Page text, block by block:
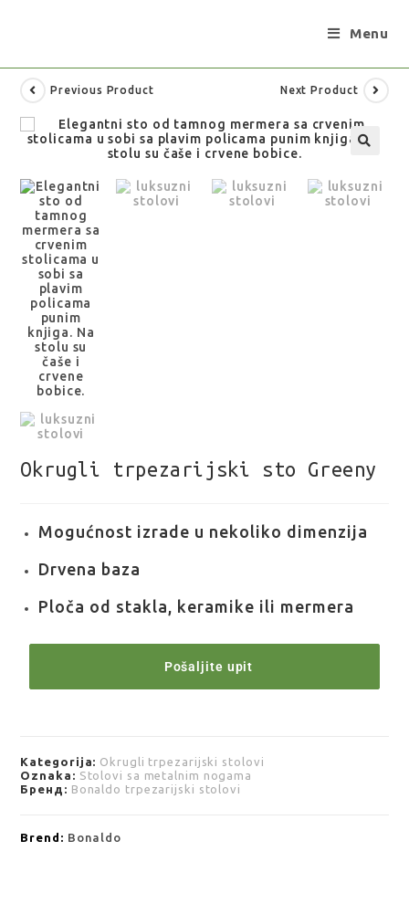
Menu
Previous Product Next Product
Okrugli trpezarijski sto Greeny
Mogućnost izrade u nekoliko dimenzija
Drvena baza
Ploča od stakla, keramike ili mermera
Pošaljite upit
Kategorija: Okrugli trpezarijski stolovi
Oznaka: Stolovi sa metalnim nogama
Бренд: Bonaldo trpezarijski stolovi
Brend: Bonaldo